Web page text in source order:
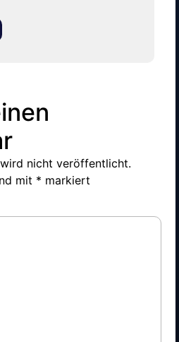
nicht veröffentlicht.
mit * markiert